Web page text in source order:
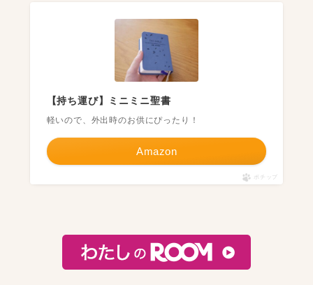
【持ち運び】ミニミニ聖書
軽いので、外出時のお供にぴったり！
Amazon
ポチップ